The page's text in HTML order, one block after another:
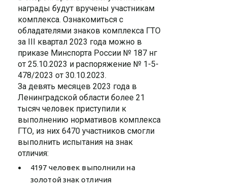
награды будут вручены участникам
комплекса. Ознакомиться с
обладателями знаков комплекса ГТО
за III квартал 2023 года можно в
приказе Минспорта России № 187 нг
от 25.10.2023 и распоряжение № 1-5-
478/2023 от 30.10.2023.
За девять месяцев 2023 года в
Ленинградской области более 21
тысяч человек приступили к
выполнению нормативов комплекса
ГТО, из них 6470 участников смогли
выполнить испытания на знак
отличия:
4197 человек выполнили на
золотой знак отличия